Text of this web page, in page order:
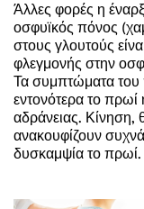
Άλλες φορές η
οσφυϊκός πόνος
στους γλουτούς
φλεγμονής στην
Τα συμπτώματα του
εντονότερα το
αδράνειας. Κίνηση,
ανακουφίζουν
δυσκαμψία το πρωί.